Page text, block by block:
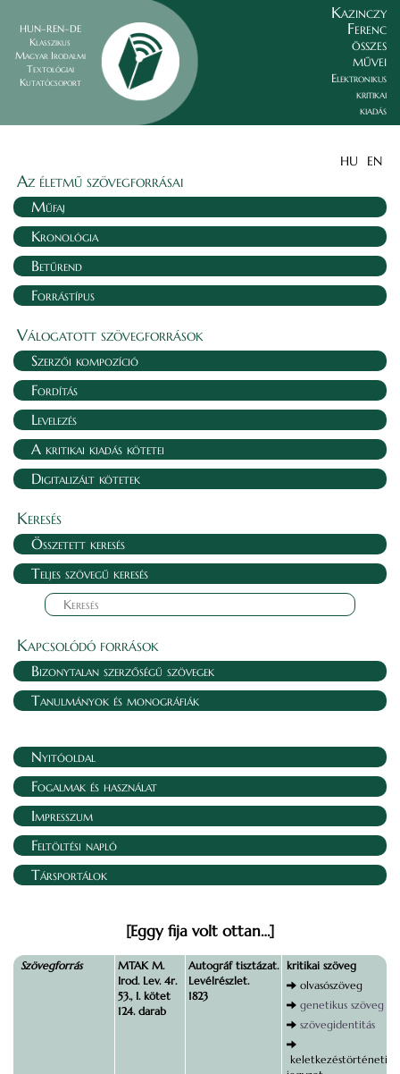
HUN–REN–DE
Klasszikus
Magyar Irodalmi
Textológiai
Kutatócsoport
Kazinczy
Ferenc
összes
művei
Elektronikus
kritikai
kiadás
HU EN
Az életmű szövegforrásai
Műfaj
Kronológia
Betűrend
Forrástípus
Válogatott szövegforrások
Szerzői kompozíció
Fordítás
Levelezés
A kritikai kiadás kötetei
Digitalizált kötetek
Keresés
Összetett keresés
Teljes szövegű keresés
Kapcsolódó források
Bizonytalan szerzőségű szövegek
Tanulmányok és monográfiák
Nyitóoldal
Fogalmak és használat
Impresszum
Feltöltési napló
Társportálok
[Eggy fija volt ottan…]
Szövegforrás
MTAK M.
Irod. Lev. 4r.
53., I. kötet
124. darab
Autográf tisztázat.
Levélrészlet.
1823
kritikai szöveg
olvasószöveg
genetikus szöveg
szövegidentitás
keletkezéstörténeti